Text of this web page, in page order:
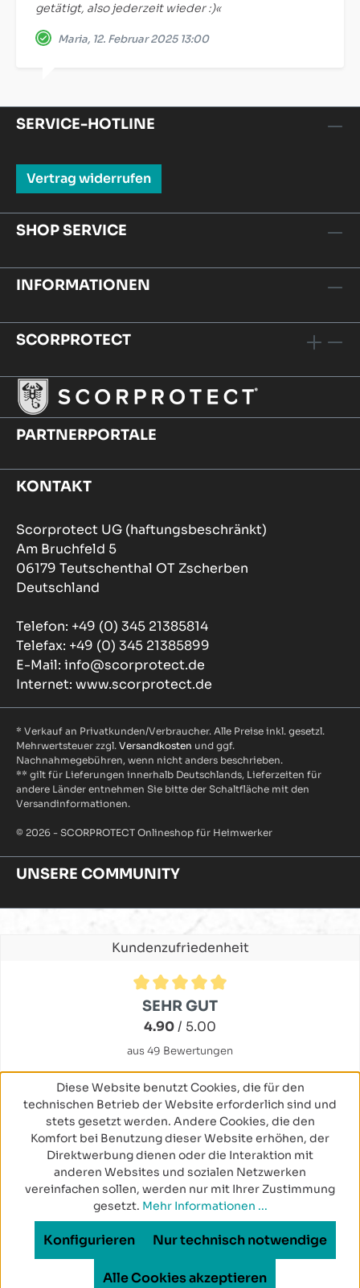
getätigt, also jederzeit wieder :)«
Maria, 12. Februar 2025 13:00
SERVICE-HOTLINE
Vertrag widerrufen
SHOP SERVICE
INFORMATIONEN
SCORPROTECT
PARTNERPORTALE
KONTAKT
Scorprotect UG (haftungsbeschränkt)
Am Bruchfeld 5
06179 Teutschenthal OT Zscherben
Deutschland
Telefon: +49 (0) 345 21385814
Telefax: +49 (0) 345 21385899
E-Mail: info@scorprotect.de
Internet: www.scorprotect.de
* Verkauf an Privatkunden/Verbraucher. Alle Preise inkl. gesetzl.
Mehrwertsteuer zzgl. Versandkosten und ggf.
Nachnahmegebühren, wenn nicht anders beschrieben.
** gilt für Lieferungen innerhalb Deutschlands, Lieferzeiten für
andere Länder entnehmen Sie bitte der Schaltfläche mit den
Versandinformationen.
© 2026 - SCORPROTECT Onlineshop für Heimwerker
UNSERE COMMUNITY
Kundenzufriedenheit
Durchschnittliche Bewertung von 4.9 von 5 Sternen
SEHR GUT
4.90/ 5.00
aus 49 Bewertungen
Diese Website benutzt Cookies, die für den
technischen Betrieb der Website erforderlich sind und
stets gesetzt werden. Andere Cookies, die den
Komfort bei Benutzung dieser Website erhöhen, der
Direktwerbung dienen oder die Interaktion mit
anderen Websites und sozialen Netzwerken
vereinfachen sollen, werden nur mit Ihrer Zustimmung
gesetzt. Mehr Informationen ...
Nur technisch notwendige
Konfigurieren
Alle Cookies akzeptieren